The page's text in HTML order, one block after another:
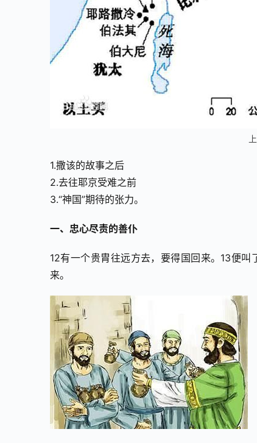
1.撒该的故事之后
2.去往耶京受难之前
3.“神国”期待的张力。
一、忠心尽责的善仆
12有一个贵胄往远方去，要得国回来。13便
来。